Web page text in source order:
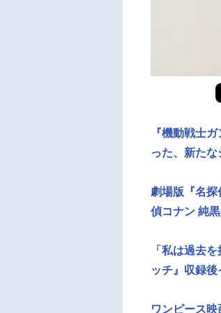
『機動戦士
った、新たな
劇場版『名
偵コナン 純
「私は過去
ッチ』収録後
ワンピース